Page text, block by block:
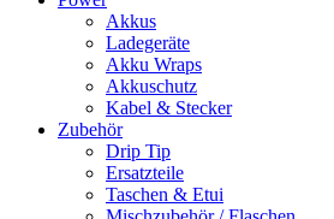
Akkus
Ladegeräte
Akku Wraps
Akkuschutz
Kabel & Stecker
Zubehör
Drip Tip
Ersatzteile
Taschen & Etui